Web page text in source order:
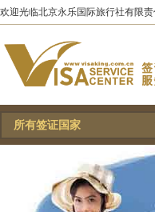
欢迎光临北京永乐国际旅行社有限
所有签证国家